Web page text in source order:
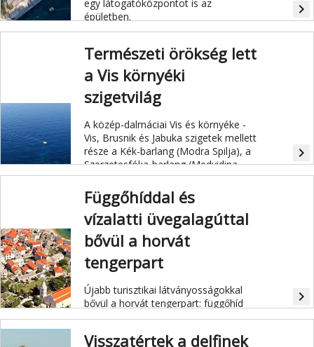
egy látogatóközpontot is az
épületben.
navigate_next
Természeti örökség lett
a Vis környéki
szigetvilág
A közép-dalmáciai Vis és környéke -
Vis, Brusnik és Jabuka szigetek mellett
része a Kék-barlang (Modra Spilja), a
Szerzetesfóka-barlang (Medvidina
Spilja), Ravnik-sziget és annak
barlangja, a Zöld-barlang, valamint a
Stiniva-öböl - idén elnyerte az
UNESCO-tól a globális geopark
navigate_next
Függőhíddal és
vízalatti üvegalagúttal
bővül a horvát
tengerpart
Újabb turisztikai látványosságokkal
bővül a horvát tengerpart: függőhíd
épül a Krka kanyon felett, valamint
kialakítanak a Sibeniktől nem messze
navigate_next
Visszatértek a delfinek